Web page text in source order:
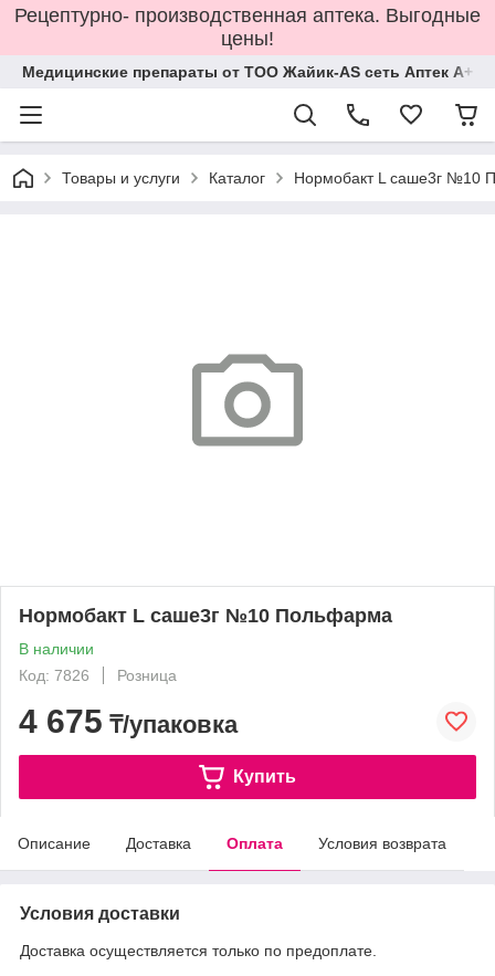
Рецептурно- производственная аптека. Выгодные
цены!
Медицинские препараты от ТОО Жайик-AS сеть Аптек А+
Товары и услуги Каталог Нормобакт L саше3г №10
Нормобакт L саше3г №10 Польфарма
В наличии
Код: 7826
Розница
4 675 ₸/упаковка
Купить
Описание Доставка Оплата Условия возврата
Условия доставки
Доставка осуществляется только по предоплате.